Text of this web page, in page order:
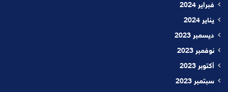
فبراير 2024
يناير 2024
ديسمبر 2023
نوفمبر 2023
أكتوبر 2023
سبتمبر 2023